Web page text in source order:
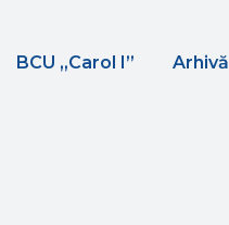
BCU „Carol I” Arhivă